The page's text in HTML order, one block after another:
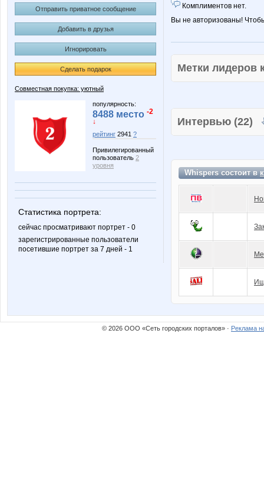
Отправить приватное сообщение
Добавить в друзья
Игнорировать
Сделать подарок
Совместная покупка: уютный
популярность:
8488 место -2
↓
рейтинг 2941 ?
Привилегированный
пользователь 2
уровня
Статистика портрета:
сейчас просматривают портрет - 0
зарегистрированные пользователи
посетившие портрет за 7 дней - 1
Комплиментов нет.
Вы не авторизованы!
Метки
Интервью (22)
Whispers состоит в
© 2026 ООО «Сеть городских порталов» · Реклама